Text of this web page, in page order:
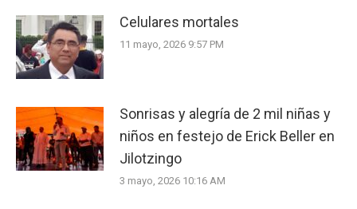
Celulares mortales
11 mayo, 2026 9:57 PM
Sonrisas y alegría de 2 mil niñas y
niños en festejo de Erick Beller en
Jilotzingo
3 mayo, 2026 10:16 AM